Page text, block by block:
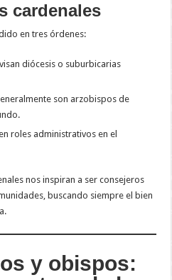
cardenales
en tres órdenes:
diócesis o suburbicarias
son arzobispos de
roles administrativos en el
nos inspiran a ser consejeros
buscando siempre el bien
y obispos: